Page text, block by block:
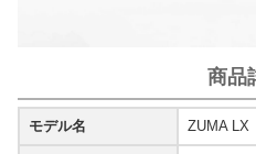
商品
モデル名 ZUMA LX